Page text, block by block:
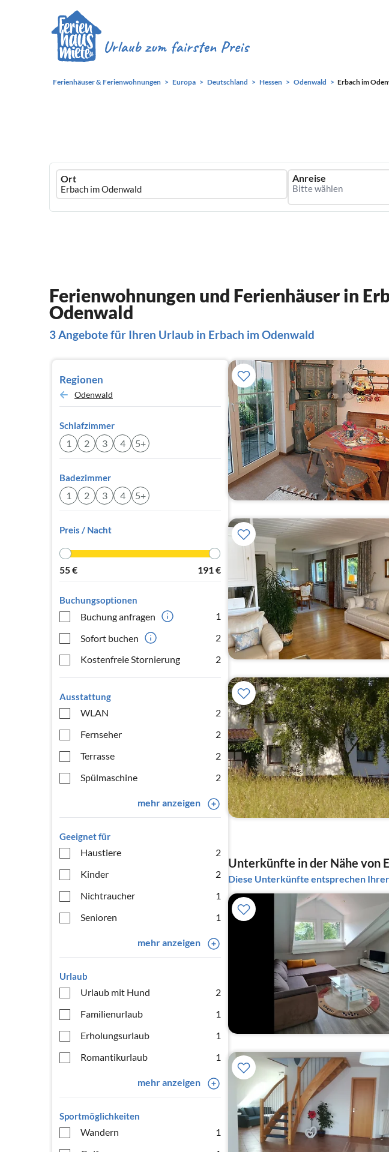
Ferienhäuser & Ferienwohnungen Europa Deutschland Hessen Odenwald Erbach im
Ferienhausmiete
logo
Ort Anreise
Ferienwohnungen und Ferienhäuser in
Odenwald
3 Angebote für Ihren Urlaub in Erbach im Odenwald
Regionen
Odenwald
Schlafzimmer
1 2 3 4 5+
Badezimmer
1 2 3 4 5+
Preis / Nacht
55€ 191€
Buchungsoptionen
Buchung anfragen
1
Sofort buchen
2
Kostenfreie Stornierung
2
Ausstattung
WLAN
2
Fernseher
2
Terrasse
2
Spülmaschine
2
mehr anzeigen
Geeignet für
Haustiere
2
Kinder
2
Nichtraucher
1
Senioren
1
mehr anzeigen
Urlaub
Urlaub mit Hund
2
Familienurlaub
1
Erholungsurlaub
1
Romantikurlaub
1
mehr anzeigen
Sportmöglichkeiten
Wandern
1
Unterkünfte in der Nähe von
Diese Unterkünfte entsprechen